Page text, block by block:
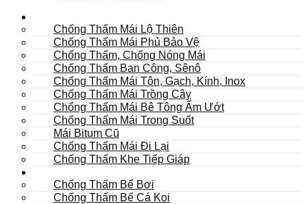
Chống Thấm Mái Lộ Thiên
Chống Thấm Mái Phủ Bảo Vệ
Chống Thấm, Chống Nóng Mái
Chống Thấm Ban Công, Sênô
Chống Thấm Mái Tôn, Gạch, Kính, Inox
Chống Thấm Mái Trồng Cây
Chống Thấm Mái Bê Tông Ẩm Ướt
Chống Thấm Mái Trong Suốt
Mái Bitum Cũ
Chống Thấm Mái Đi Lại
Chống Thấm Khe Tiếp Giáp
Chống Thấm Bể Bơi
Chống Thấm Bể Cá Koi